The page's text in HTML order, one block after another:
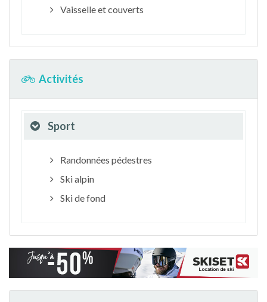
Vaisselle et couverts
Activités
Sport
Randonnées pédestres
Ski alpin
Ski de fond